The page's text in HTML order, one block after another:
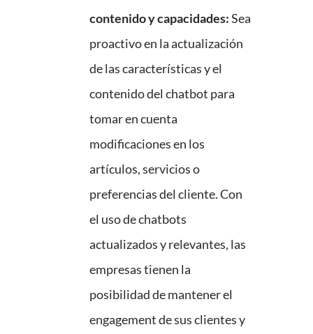
contenido y capacidades:Sea
proactivo en la actualización
de las características y el
contenido del chatbot para
tomar en cuenta
modificaciones en los
artículos, servicios o
preferencias del cliente. Con
el uso de chatbots
actualizados y relevantes, las
empresas tienen la
posibilidad de mantener el
engagement de sus clientes y